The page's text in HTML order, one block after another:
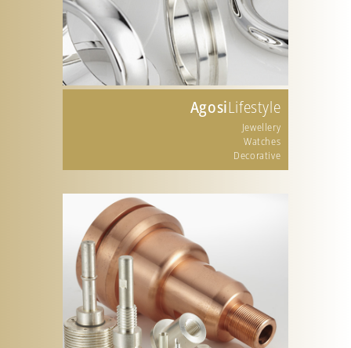
AgosiLifestyle
Jewellery
Watches
Decorative